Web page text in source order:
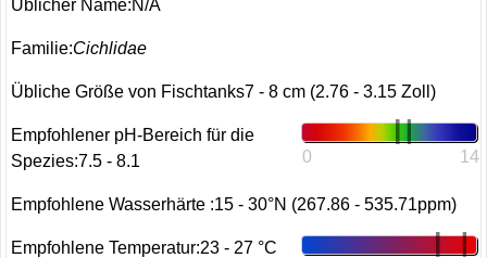
Üblicher Name:N/A
Familie:Cichlidae
Übliche Größe von Fischtanks7 - 8 cm (2.76 - 3.15 Zoll)
0 14
Empfohlener pH-Bereich für die
Spezies:7.5 - 8.1
Empfohlene Wasserhärte :15 - 30°N (267.86 - 535.71ppm)
Empfohlene Temperatur:23 - 27 °C